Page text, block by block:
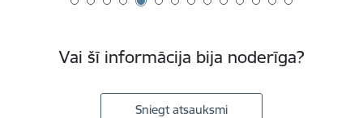
Vai šī informācija bija noderīga?
Sniegt atsauksmi